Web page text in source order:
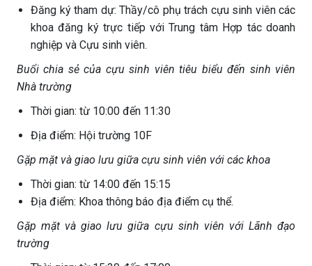
Đăng ký tham dự: Thầy/cô phụ trách cựu sinh viên các
khoa đăng ký trực tiếp với Trung tâm Hợp tác doanh
nghiệp và Cựu sinh viên.
Buổi chia sẻ của cựu sinh viên tiêu biểu đến sinh viên
Nhà trường
Thời gian: từ 10:00 đến 11:30
Địa điểm: Hội trường 10F
Gặp mặt và giao lưu giữa cựu sinh viên với các khoa
Thời gian: từ 14:00 đến 15:15
Địa điểm: Khoa thông báo địa điểm cụ thể.
Gặp mặt và giao lưu giữa cựu sinh viên với Lãnh đạo
trường